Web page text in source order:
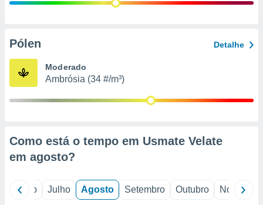
e
de
Pólen Detalhe
Moderado
Ambrósia (34 #/m³)
Como está o tempo em Usmate Velate
em agosto?
Junho Julho Agosto Setembro Outubro Novembro